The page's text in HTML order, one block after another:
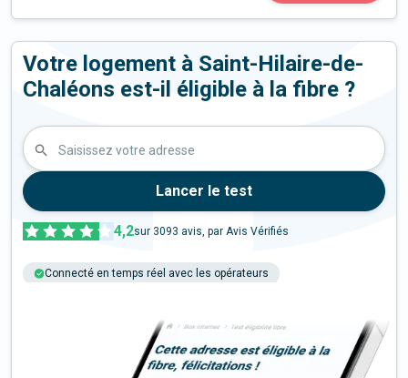
Votre logement à Saint-Hilaire-de-
Chaléons est-il éligible à la fibre ?
Saisissez votre adresse
Lancer le test
4,2sur 3093 avis, par Avis Vérifiés
Connecté en temps réel avec les opérateurs